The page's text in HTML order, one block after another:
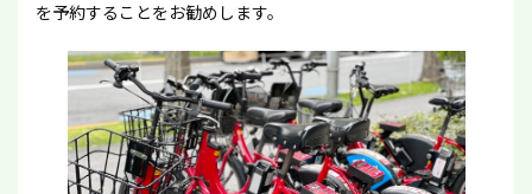
を予約することをお勧めします。